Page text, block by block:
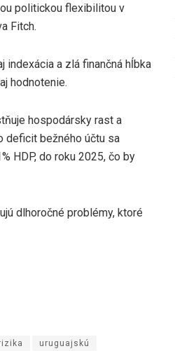
politickou flexibilitou v
Fitch.
indexácia a zlá finančná hĺbka
hodnotenie.
hospodársky rast a
deficit bežného účtu sa
HDP, do roku 2025, čo by
dlhoročné problémy, ktoré
uruguajskú